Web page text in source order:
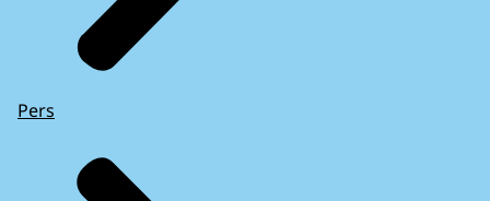
Pers